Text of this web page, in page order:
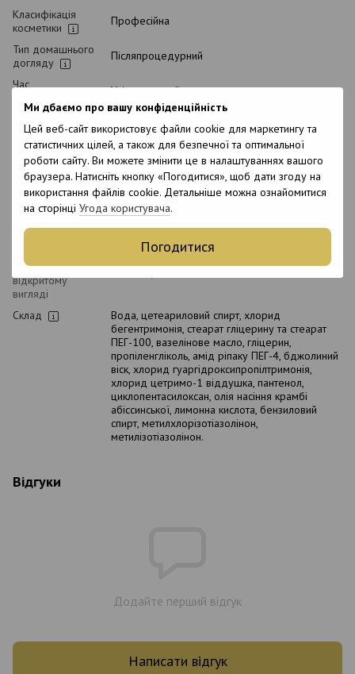
Ми дбаємо про вашу конфіденційність
Цей веб-сайт використовує файли cookie для маркетингу та
статистичних цілей, а також для безпечної та оптимальної
роботи сайту. Ви можете змінити це в налаштуваннях вашого
браузера. Натисніть кнопку «Погодитися», щоб дати згоду на
використання файлів cookie. Детальніше можна ознайомитися
на сторінці Угода користувача.
Погодитися
Класифікація
косметики
Професійна
Тип домашнього
догляду
Післяпроцедурний
Час
Універсальний
Тип шкіри
голови
Всі типи шкіри
Призначення
Для блиску, Живлення, Зволоження
Вік
18+
Підходить для
вагітних
Ні
зберігання у
відкритому
вигляді
Склад
Вода, цетеариловий спирт, хлорид
бегентримонія, стеарат гліцерину та стеарат
ПЕГ-100, вазелінове масло, гліцерин,
пропіленгліколь, амід ріпаку ПЕГ-4, бджолиний
віск, хлорид гуаргідроксипропілтримонія,
хлорид цетримо-1 віддушка, пантенол,
циклопентасилоксан, олія насіння крамбі
абіссинської, лимонна кислота, бензиловий
спирт, метилхлорізотіазолінон,
метилізотіазолінон.
Відгуки
Додайте перший відгук
Написати відгук